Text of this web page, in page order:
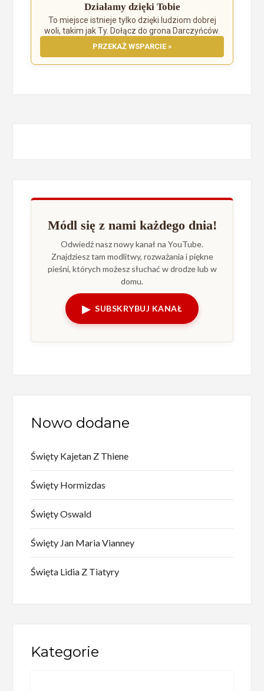
Działamy dzięki Tobie
To miejsce istnieje tylko dzięki ludziom dobrej
woli, takim jak Ty. Dołącz do grona Darczyńców.
PRZEKAŻ WSPARCIE »
Módl się z nami każdego dnia!
Odwiedź nasz nowy kanał na YouTube.
Znajdziesz tam modlitwy, rozważania i piękne
pieśni, których możesz słuchać w drodze lub w
domu.
▶ SUBSKRYBUJ KANAŁ
Nowo dodane
Święty Kajetan Z Thiene
Święty Hormizdas
Święty Oswald
Święty Jan Maria Vianney
Święta Lidia Z Tiatyry
Kategorie